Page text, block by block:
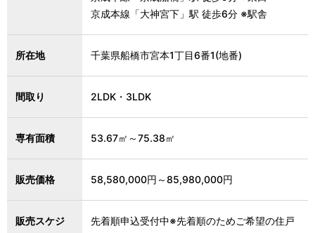
京成本線「大神宮下」駅 徒歩6分 ※駅舎
所在地 千葉県船橋市宮本1丁目6番1(地番)
間取り 2LDK・3LDK
専有面積 53.67㎡～75.38㎡
販売価格 58,580,000円～85,980,000円
販売スケジ
先着順申込受付中※先着順のためご希望の住戸